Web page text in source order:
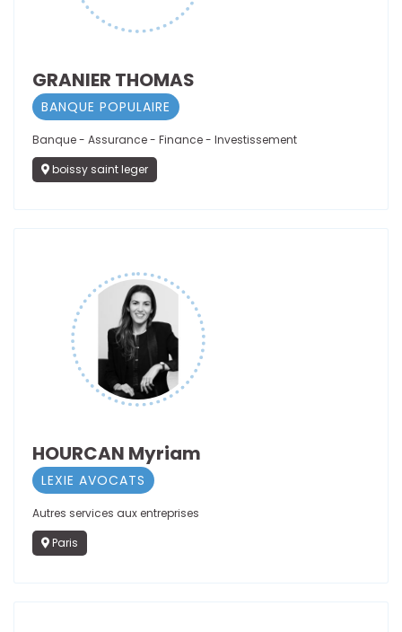
GRANIER THOMAS
BANQUE POPULAIRE
Banque - Assurance - Finance - Investissement
boissy saint leger
HOURCAN Myriam
LEXIE AVOCATS
Autres services aux entreprises
Paris